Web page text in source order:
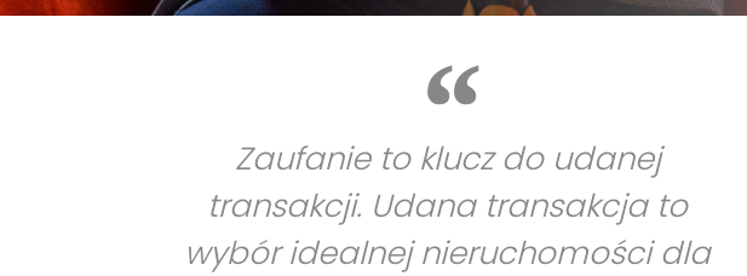
Zaufanie to klucz do udanej
transakcji. Udana transakcja to
wybór idealnej nieruchomości dla